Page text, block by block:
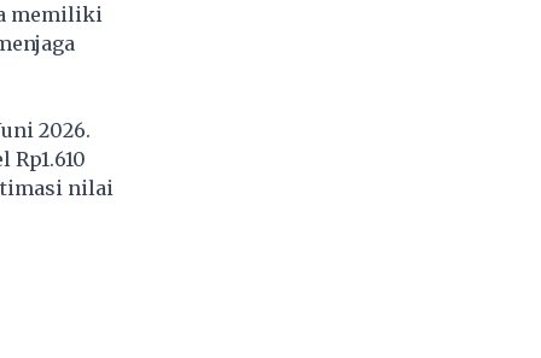
memiliki
2026.
nilai